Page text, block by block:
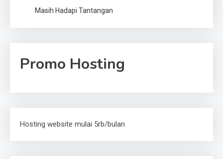
Masih Hadapi Tantangan
Promo Hosting
Hosting website mulai 5rb/bulan